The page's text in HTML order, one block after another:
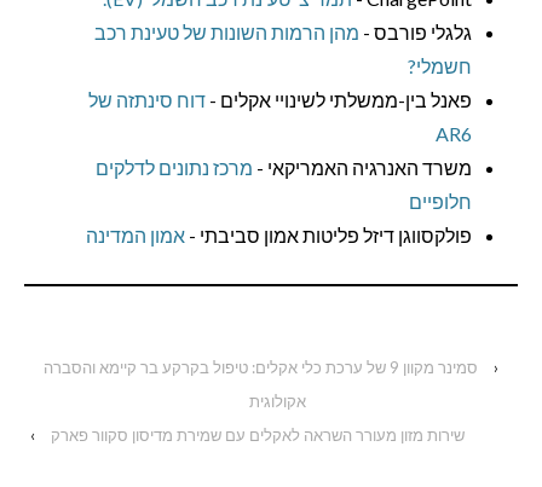
גלגלי פורבס - מהן הרמות השונות של טעינת רכב
חשמלי?
פאנל בין-ממשלתי לשינויי אקלים - דוח סינתזה של
AR6
משרד האנרגיה האמריקאי - מרכז נתונים לדלקים
חלופיים
פולקסווגן דיזל פליטות אמון סביבתי - אמון המדינה
‹
סמינר מקוון 9 של ערכת כלי אקלים: טיפול בקרקע בר קיימא והסברה
אקולוגית
שירות מזון מעורר השראה לאקלים עם שמירת מדיסון סקוור פארק
›